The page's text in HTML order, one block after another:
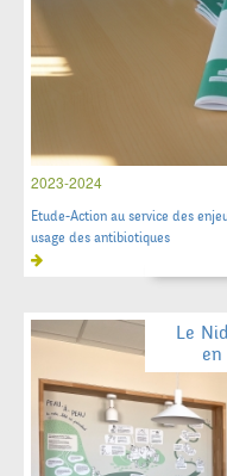
2023-2024
Etude-Action au service des
usage des antibiotiques
Le
en